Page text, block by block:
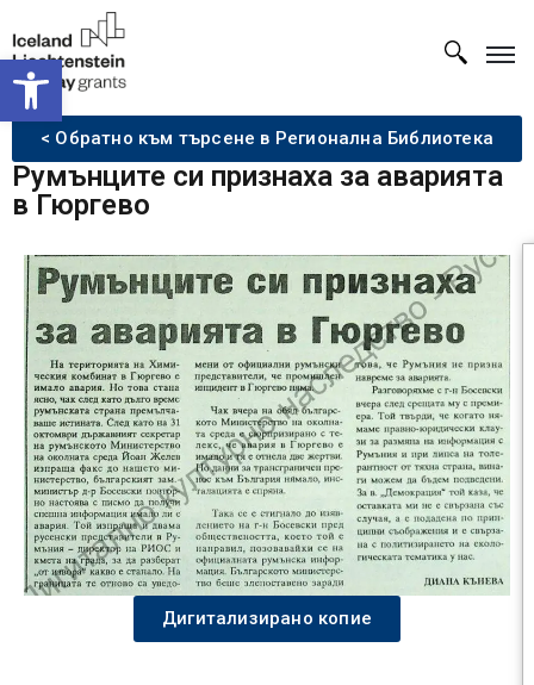
Open toolbar
< Обратно към търсене в Регионална Библиотека
Румънците си признаха за аварията
в Гюргево
Дигитализирано копие